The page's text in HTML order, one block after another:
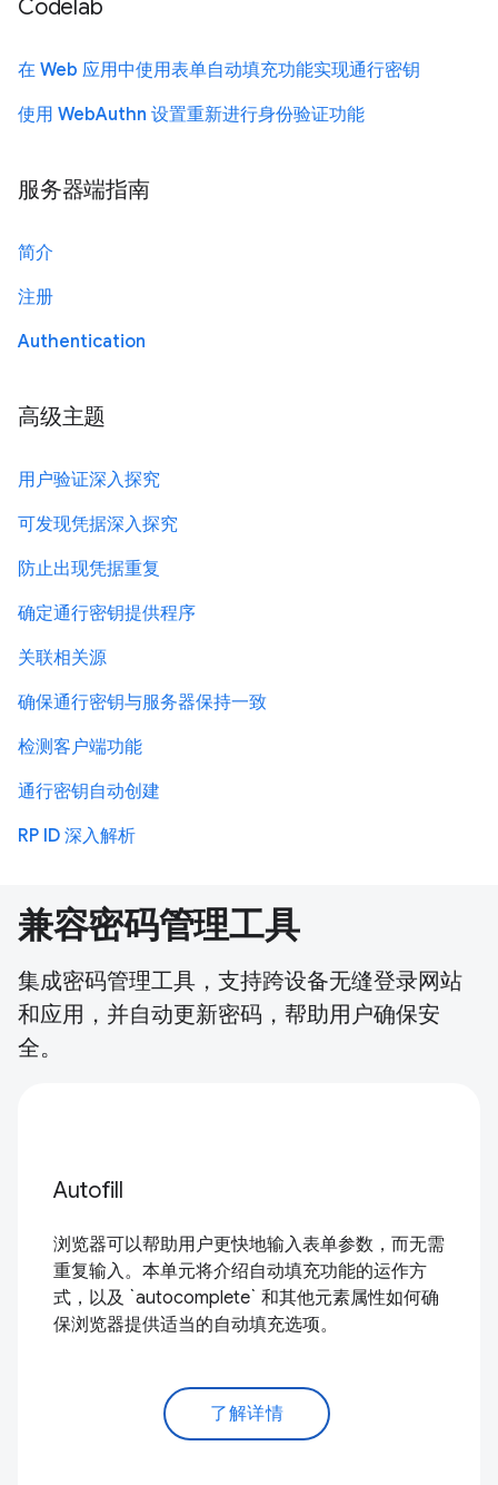
Codelab
在 Web 应用中使用表单自动填充功能实现通行密钥
使用 WebAuthn 设置重新进行身份验证功能
服务器端指南
简介
注册
Authentication
高级主题
用户验证深入探究
可发现凭据深入探究
防止出现凭据重复
确定通行密钥提供程序
关联相关源
确保通行密钥与服务器保持一致
检测客户端功能
通行密钥自动创建
RP ID 深入解析
兼容密码管理工具
集成密码管理工具，支持跨设备无缝登录网站
和应用，并自动更新密码，帮助用户确保安
全。
Autofill
浏览器可以帮助用户更快地输入表单参数，而无需
重复输入。本单元将介绍自动填充功能的运作方
式，以及 `autocomplete` 和其他元素属性如何确
保浏览器提供适当的自动填充选项。
了解详情